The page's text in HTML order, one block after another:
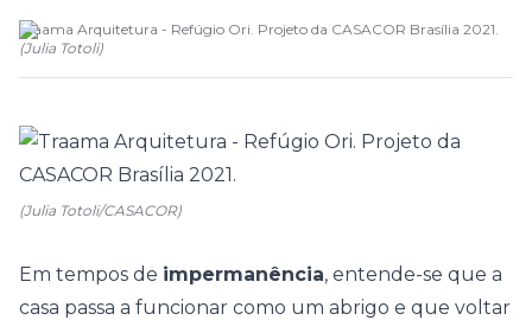
Traama Arquitetura - Refúgio Ori. Projeto da CASACOR Brasília 2021.
(Julia Totoli)
(Julia Totoli/CASACOR)
Em tempos de impermanência, entende-se que a
casa passa a funcionar como um abrigo e que voltar